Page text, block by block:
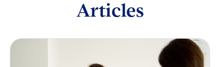
Articles